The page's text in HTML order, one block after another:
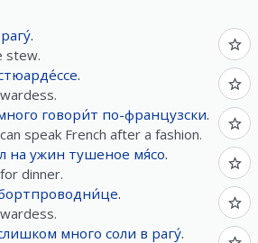
рагу́.
stew.
.
говори́т по-французски.
speak French after a fashion.
на ужин тушеное мя́со.
dinner.
.
много соли в рагу́.